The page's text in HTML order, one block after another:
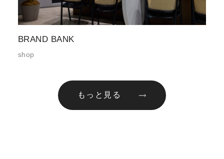
BRAND BANK
shop
もっと見る